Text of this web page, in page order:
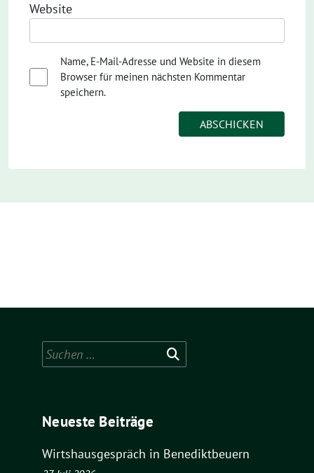
Website
Name, E-Mail-Adresse und Website in diesem
Browser für meinen nächsten Kommentar
speichern.
Suchen
nach:
Neueste Beiträge
Wirtshausgespräch in Benediktbeuern